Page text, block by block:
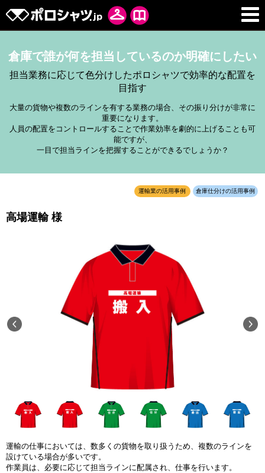
倉庫で誰が何を担当しているのか明確にしたい
担当業務に応じて色分けしたポロシャツで効率的な配置を
目指す
大量の貨物や複数のラインを有する業務の場合、その振り分けが非常に
重要になります。
人員の配置をコントロールすることで作業効率を劇的に上げることも可
能ですが、
一目で担当ラインを把握することができるでしょうか？
運輸業の活用事例 倉庫仕分けの活用事例
高場運輸 様
運輸の仕事においては、数多くの貨物を取り扱うため、複数のラインを
設けている場合が多いです。
作業員は、必要に応じて担当ラインに配属され、仕事を行います。